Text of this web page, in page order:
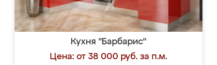
Кухня "Барбарис"
Цена: от 38 000 руб. за п.м.